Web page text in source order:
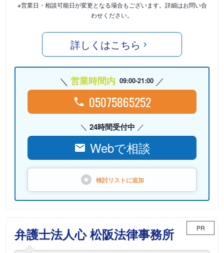
※営業日・相談可能日が変更となる場合もございます。詳細はお問い合
わせください。
詳しくはこちら
営業時間内 09:00-21:00
05075865252
24時間受付中
Webで相談
検討リストに追加
弁護士法人心 松阪法律事務所 PR